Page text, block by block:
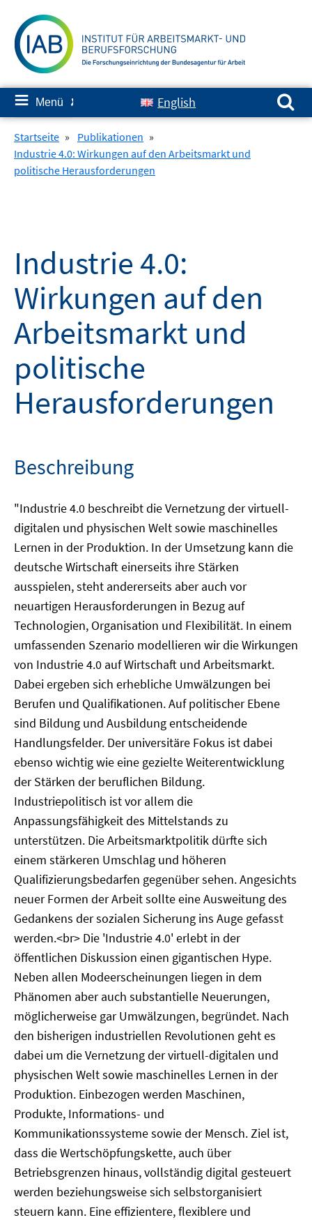
zum
Inhalt
≡ Menü ✘ English
Suchen nach:
Startseite » Publikationen »
Industrie 4.0: Wirkungen auf den Arbeitsmarkt und
politische Herausforderungen
Industrie 4.0:
Wirkungen auf den
Arbeitsmarkt und
politische
Herausforderungen
Beschreibung
"Industrie 4.0 beschreibt die Vernetzung der virtuell-
digitalen und physischen Welt sowie maschinelles
Lernen in der Produktion. In der Umsetzung kann die
deutsche Wirtschaft einerseits ihre Stärken
ausspielen, steht andererseits aber auch vor
neuartigen Herausforderungen in Bezug auf
Technologien, Organisation und Flexibilität. In einem
umfassenden Szenario modellieren wir die Wirkungen
von Industrie 4.0 auf Wirtschaft und Arbeitsmarkt.
Dabei ergeben sich erhebliche Umwälzungen bei
Berufen und Qualifikationen. Auf politischer Ebene
sind Bildung und Ausbildung entscheidende
Handlungsfelder. Der universitäre Fokus ist dabei
ebenso wichtig wie eine gezielte Weiterentwicklung
der Stärken der beruflichen Bildung.
Industriepolitisch ist vor allem die
Anpassungsfähigkeit des Mittelstands zu
unterstützen. Die Arbeitsmarktpolitik dürfte sich
einem stärkeren Umschlag und höheren
Qualifizierungsbedarfen gegenüber sehen. Angesichts
neuer Formen der Arbeit sollte eine Ausweitung des
Gedankens der sozialen Sicherung ins Auge gefasst
werden.<br> Die 'Industrie 4.0' erlebt in der
öffentlichen Diskussion einen gigantischen Hype.
Neben allen Modeerscheinungen liegen in dem
Phänomen aber auch substantielle Neuerungen,
möglicherweise gar Umwälzungen, begründet. Nach
den bisherigen industriellen Revolutionen geht es
dabei um die Vernetzung der virtuell-digitalen und
physischen Welt sowie maschinelles Lernen in der
Produktion. Einbezogen werden Maschinen,
Produkte, Informations- und
Kommunikationssysteme sowie der Mensch. Ziel ist,
dass die Wertschöpfungskette, auch über
Betriebsgrenzen hinaus, vollständig digital gesteuert
werden beziehungsweise sich selbstorganisiert
steuern kann. Eine effizientere, flexiblere und